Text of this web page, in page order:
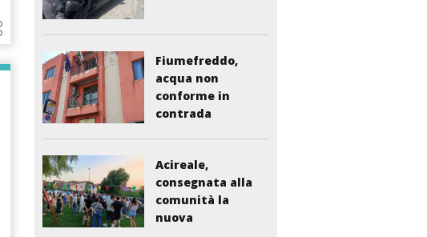
Fiumefreddo,
acqua non
conforme in
contrada
Acireale,
consegnata alla
comunità la
nuova